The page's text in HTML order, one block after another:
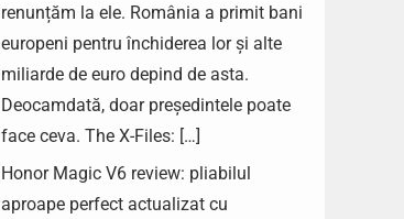
renunțăm la ele. România a primit bani
europeni pentru închiderea lor și alte
miliarde de euro depind de asta.
Deocamdată, doar președintele poate
face ceva. The X-Files: […]
Honor Magic V6 review: pliabilul
aproape perfect actualizat cu